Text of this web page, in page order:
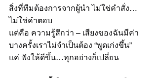
สิ่งที่ทีมต้องการจากผู้นำ ไม่ใช่คำสั่ง…
ไม่ใช่คำตอบ
แต่คือ ความรู้สึกว่า – เสียงของฉันมีค่า
บางครั้งเราไม่จำเป็นต้อง “พูดเก่งขึ้น”
แค่ ฟังให้ดีขึ้น…ทุกอย่างก็เปลี่ยน